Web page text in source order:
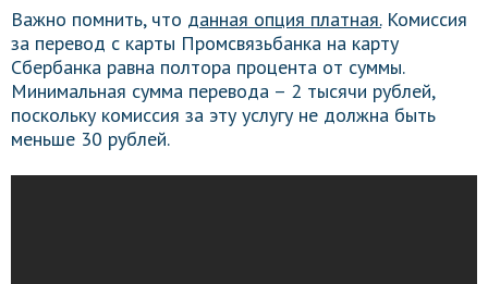
Важно помнить, что данная опция платная.Комиссия
за перевод с карты Промсвязьбанка на карту
Сбербанка равна полтора процента от суммы.
Минимальная сумма перевода – 2 тысячи рублей,
поскольку комиссия за эту услугу не должна быть
меньше 30 рублей.